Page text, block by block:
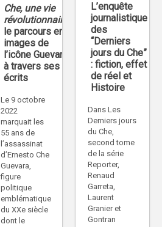
Che, une vie
révolutionnaire
le parcours en
images de
l’icône Guevara,
à travers ses
écrits
Le 9 octobre
2022
marquait les
55 ans de
l’assassinat
d’Ernesto Che
Guevara,
figure
politique
emblématique
du XXe siècle
dont le
L’enquête
journalistique
des
“Derniers
jours du Che”
: fiction, effet
de réel et
Histoire
Dans Les
Derniers jours
du Che,
second tome
de la série
Reporter,
Renaud
Garreta,
Laurent
Granier et
Gontran